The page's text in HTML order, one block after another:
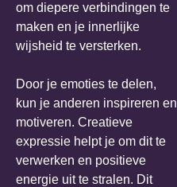
om diepere verbindingen te
maken en je innerlijke
wijsheid te versterken.
Door je emoties te delen,
kun je anderen inspireren en
motiveren. Creatieve
expressie helpt je om dit te
verwerken en positieve
energie uit te stralen. Dit